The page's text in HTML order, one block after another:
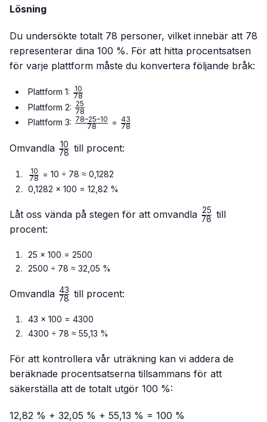
Lösning
Du undersökte totalt 78 personer, vilket innebär att 78
representerar dina 100 %. För att hitta procentsatsen
för varje plattform måste du konvertera följande bråk:
Plattform 1: \frac{10}
{78}
78
10
Plattform 2: \frac{25}
{78}
78
25
Plattform 3: \frac{78
10}{78}
78
78–25–10 = \frac{43}
78
43
Omvandla \frac{10}
78
10 till procent:
\frac{10}
{78}
78
10
= 10 ÷ 78 ≈ 0,1282
0,1282 × 100 = 12,82 %
Låt oss vända på stegen för att omvandla \frac{25}
78
25 till
procent:
25 × 100 = 2500
2500 ÷ 78 ≈ 32,05 %
Omvandla \frac{43}
78
43 till procent:
43 × 100 = 4300
4300 ÷ 78 ≈ 55,13 %
För att kontrollera vår uträkning kan vi addera de
beräknade procentsatserna tillsammans för att
säkerställa att de totalt utgör 100 %:
12,82 % + 32,05 % + 55,13 % = 100 %